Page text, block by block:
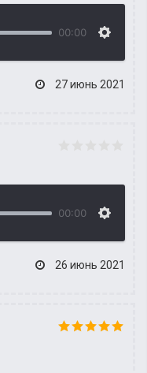
00:00
27 июнь 2021
00:00
26 июнь 2021